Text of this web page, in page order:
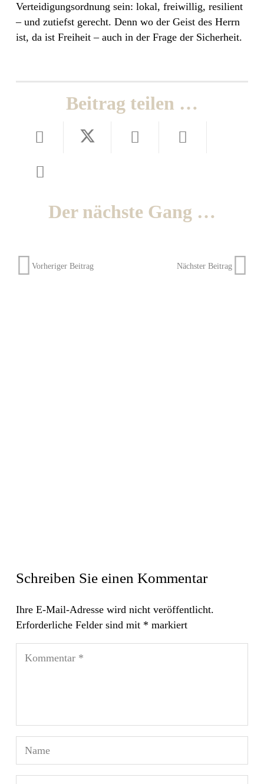
Verteidigungsordnung sein: lokal, freiwillig, resilient
– und zutiefst gerecht. Denn wo der Geist des Herrn
ist, da ist Freiheit – auch in der Frage der Sicherheit.
Beitrag teilen …
Der nächste Gang …
Vorheriger Beitrag Nächster Beitrag
Schreiben Sie einen Kommentar
Ihre E-Mail-Adresse wird nicht veröffentlicht.
Erforderliche Felder sind mit * markiert